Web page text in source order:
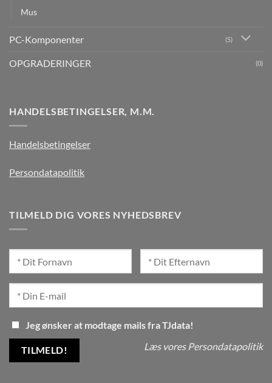
Mus
PC-Komponenter (5)
OPGRADERINGER (0)
HANDELSBETINGELSER, M.M.
Handelsbetingelser
Persondatapolitik
TILMELD DIG VORES NYHEDSBREV
Jeg ønsker at modtage mails fra TJdata!
Læs vores Persondatapolitik